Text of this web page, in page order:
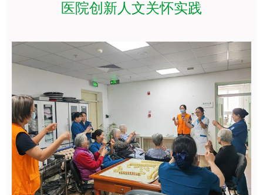
医院创新人文关怀实践